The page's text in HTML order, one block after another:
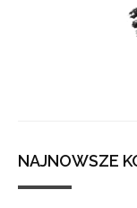
NAJNOWSZE